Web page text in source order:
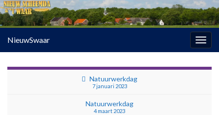
NieuwSwaar
Natuurwerkdag
7 januari 2023
Natuurwerkdag
4 maart 2023